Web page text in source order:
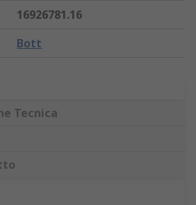
16926781.16
Bott
Tecnica